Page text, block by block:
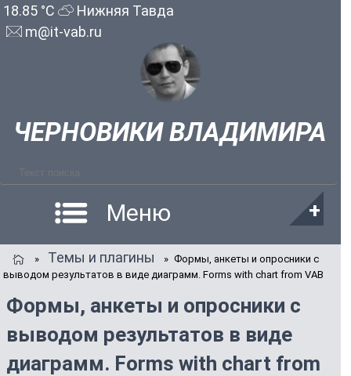
18.85 °C
Нижняя Тавда
m@it-vab.ru
ЧЕРНОВИКИ ВЛАДИМИРА
Меню
» Темы и плагины » Формы, анкеты и опросники с
выводом результатов в виде диаграмм. Forms with chart from VAB
Формы, анкеты и опросники с
выводом результатов в виде
диаграмм. Forms with chart from